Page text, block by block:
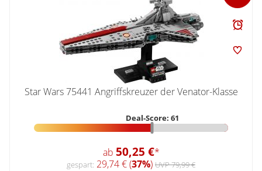
Star Wars 75441 Angriffskreuzer der Venator-Klasse
Deal-Score: 61
ab 50,25 €*
gespart: 29,74 € (37%) UVP 79,99 €